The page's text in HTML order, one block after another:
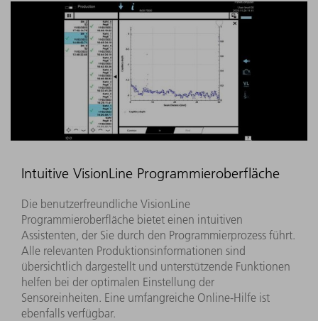
Intuitive VisionLine Programmieroberfläche
Die benutzerfreundliche VisionLine
Programmieroberfläche bietet einen intuitiven
Assistenten, der Sie durch den Programmierprozess führt.
Alle relevanten Produktionsinformationen sind
übersichtlich dargestellt und unterstützende Funktionen
helfen bei der optimalen Einstellung der
Sensoreinheiten. Eine umfangreiche Online-Hilfe ist
ebenfalls verfügbar.